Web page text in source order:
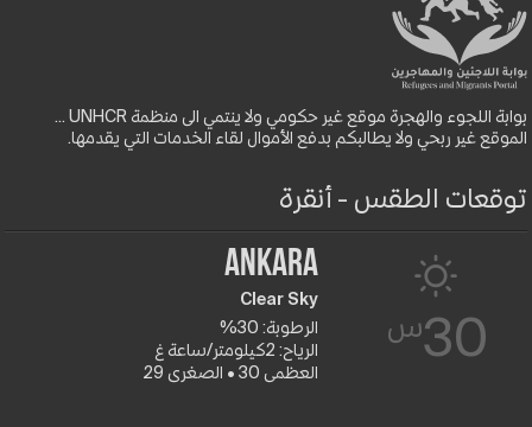
بوابة اللجوء والهجرة موقع غير حكومي ولا ينتمي الى منظمة UNHCR ...
الموقع غير ربحي ولا يطالبكم بدفع الأموال لقاء الخدمات التي يقدمها.
توقعات الطقس - أنقرة
30س
Ankara
Clear Sky
الرطوبة: 30%
الرياح: 2كيلومتر/ساعة غ
العظمى 30 • الصغرى 29